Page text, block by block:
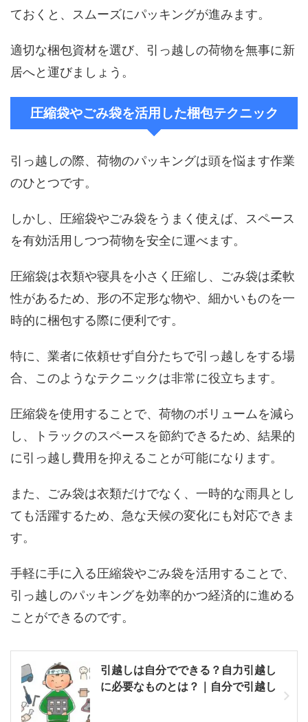
ておくと、スムーズにパッキングが進みます。
適切な梱包資材を選び、引っ越しの荷物を無事に新
居へと運びましょう。
圧縮袋やごみ袋を活用した梱包テクニック
引っ越しの際、荷物のパッキングは頭を悩ます作業
のひとつです。
しかし、圧縮袋やごみ袋をうまく使えば、スペース
を有効活用しつつ荷物を安全に運べます。
圧縮袋は衣類や寝具を小さく圧縮し、ごみ袋は柔軟
性があるため、形の不定形な物や、細かいものを一
時的に梱包する際に便利です。
特に、業者に依頼せず自分たちで引っ越しをする場
合、このようなテクニックは非常に役立ちます。
圧縮袋を使用することで、荷物のボリュームを減ら
し、トラックのスペースを節約できるため、結果的
に引っ越し費用を抑えることが可能になります。
また、ごみ袋は衣類だけでなく、一時的な雨具とし
ても活躍するため、急な天候の変化にも対応できま
す。
手軽に手に入る圧縮袋やごみ袋を活用することで、
引っ越しのパッキングを効率的かつ経済的に進める
ことができるのです。
引越しは自分でできる？自力引越し
に必要なものとは？｜自分で引越し